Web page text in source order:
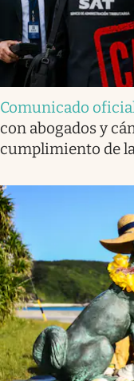
Comunicado
con abogados y
cumplimiento de